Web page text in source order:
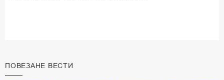
ПОВЕЗАНЕ ВЕСТИ